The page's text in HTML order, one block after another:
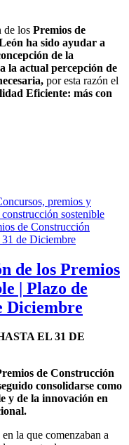
de los Premios de
ha sido ayudar a
de la
la actual percepción de
por esta razón el
Eficiente: más con
premios y
sostenible
de los Premios
| Plazo de
Diciembre
EL 31 DE
de Construcción
consolidarse como
y de la innovación en
en la que comenzaban a